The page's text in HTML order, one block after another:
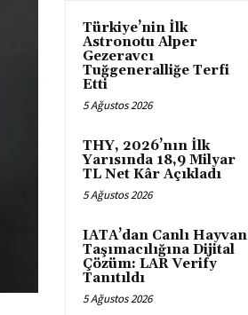
Türkiye’nin İlk
Astronotu Alper
Gezeravcı
Tuğgeneralliğe Terfi
Etti
5 Ağustos 2026
THY, 2026’nın İlk
Yarısında 18,9 Milyar
TL Net Kâr Açıkladı
5 Ağustos 2026
IATA’dan Canlı Hayvan
Taşımacılığına Dijital
Çözüm: LAR Verify
Tanıtıldı
5 Ağustos 2026